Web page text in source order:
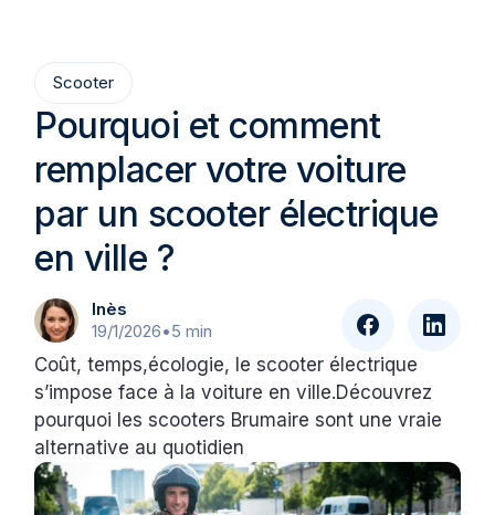
Scooter
Pourquoi et comment
remplacer votre voiture
par un scooter électrique
en ville ?
Inès
19/1/2026•5 min
Coût, temps,écologie, le scooter électrique
s’impose face à la voiture en ville.Découvrez
pourquoi les scooters Brumaire sont une vraie
alternative au quotidien